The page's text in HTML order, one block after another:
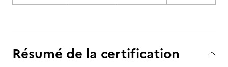
Résumé de la certification